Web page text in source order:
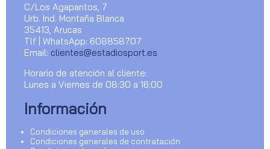
C/Los Agapantos, 7
Urb. Ind. Montaña Blanca
35413, Arucas
Tlf | WhatsApp: 608858707
Email: clientes@estadiosport.es
Horario de atención al cliente:
Lunes a Viernes de 08:30 a 16:00
Información
Condiciones generales de uso
Condiciones generales de contratación